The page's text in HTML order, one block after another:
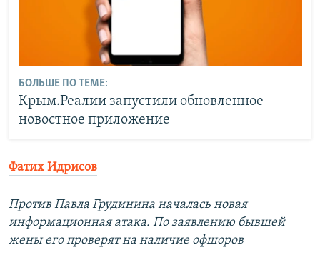
БОЛЬШЕ ПО ТЕМЕ:
Крым.Реалии запустили обновленное
новостное приложение
Фатих Идрисов
Против Павла Грудинина началась новая
информационная атака. По заявлению бывшей
жены его проверят на наличие офшоров